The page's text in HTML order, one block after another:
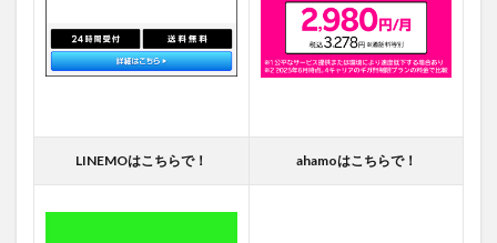
LINEMOはこちらで！ ahamoはこちらで！